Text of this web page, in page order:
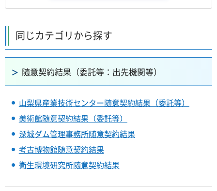
同じカテゴリから探す
随意契約結果（委託等：出先機関等）
山梨県産業技術センター随意契約結果（委託等）
美術館随意契約結果（委託等）
深城ダム管理事務所随意契約結果
考古博物館随意契約結果
衛生環境研究所随意契約結果